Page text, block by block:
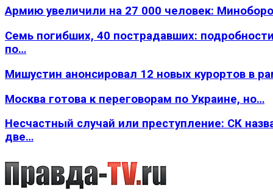
Армию увеличили на 27 000 человек:
Семь погибших, 40 пострадавших:
по…
Мишустин анонсировал 12 новых курортов в
Москва готова к переговорам по Украине, но…
Несчастный случай или преступление: СК
две…